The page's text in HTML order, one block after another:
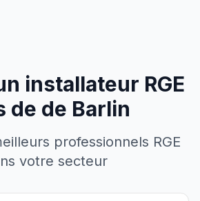
installateur RGE
de de Barlin
professionnels RGE
votre secteur